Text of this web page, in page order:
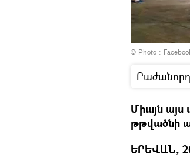
© Photo :
Միայն այս
թթվածնի
ԵՐԵՎԱՆ,